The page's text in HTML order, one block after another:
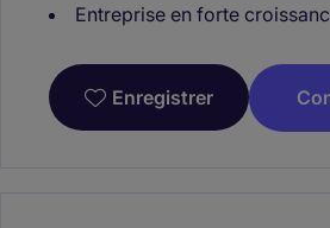
Entreprise en forte
Enregistrer